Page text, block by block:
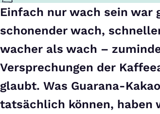
Einfach nur wach sein war
schonender wach,
wacher als wach –
Versprechungen der
glaubt. Was Guarana-
tatsächlich können,